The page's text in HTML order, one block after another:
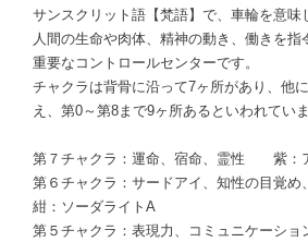
サンスクリット語【梵語】で、車輪を意味
人間の生命や肉体、精神の動き、働きを指
重要なコントロールセンターです。
チャクラは背骨に沿って7ヶ所があり、他
え、第0～第8まで9ヶ所あるといわれていま
第７チャクラ：運命、宿命、霊性 紫：
第６チャクラ：サードアイ、知性の目覚
紺：ソーダライトA
第５チャクラ：表現力、コミュニケー